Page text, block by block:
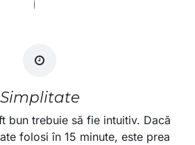
Simplitate
bun trebuie să fie intuitiv. Dacă
folosi în 15 minute, este prea